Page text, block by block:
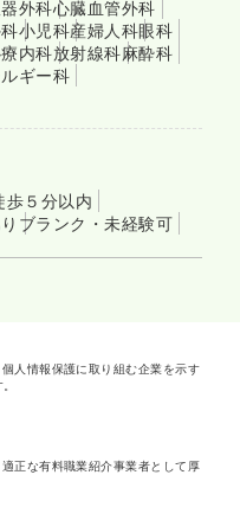
外科心臓血管外科
小児科産婦人科眼科
内科放射線科麻酔科
ギー科
歩５分以内
ブランク・未経験可
人情報保護に取り組む企業を示す
正な有料職業紹介事業者として厚